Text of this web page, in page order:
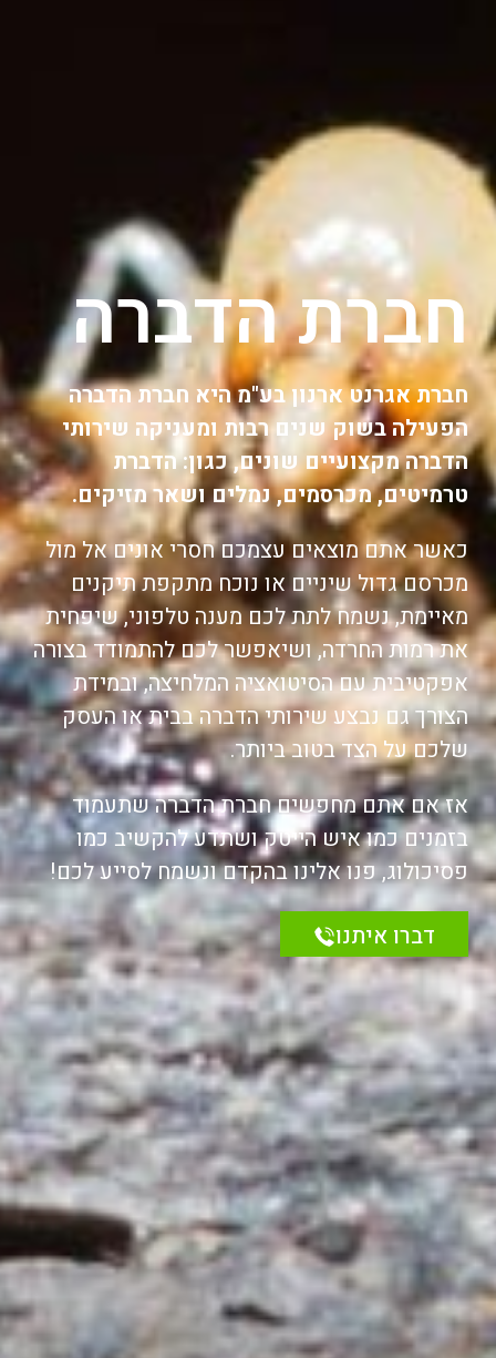
חברת הדברה
חברת אגרנט ארנון בע"מ היא חברת הדברה
הפעילה בשוק שנים רבות ומעניקה שירותי
הדברה מקצועיים שונים, כגון: הדברת
טרמיטים, מכרסמים, נמלים ושאר מזיקים.
כאשר אתם מוצאים עצמכם חסרי אונים אל מול
מכרסם גדול שיניים או נוכח מתקפת תיקנים
מאיימת, נשמח לתת לכם מענה טלפוני, שיפחית
את רמות החרדה, ושיאפשר לכם להתמודד בצורה
אפקטיבית עם הסיטואציה המלחיצה, ובמידת
הצורך גם נבצע שירותי הדברה בבית או העסק
שלכם על הצד בטוב ביותר.
אז אם אתם מחפשים חברת הדברה שתעמוד
בזמנים כמו איש הייטק ושתדע להקשיב כמו
פסיכולוג, פנו אלינו בהקדם ונשמח לסייע לכם!
דברו איתנו